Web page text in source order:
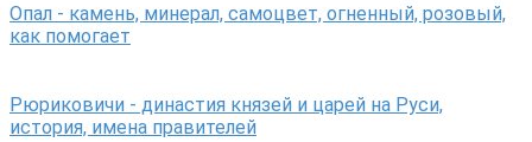
Опал - камень, минерал, самоцвет, огненный, розовый,
как помогает
Рюриковичи - династия князей и царей на Руси,
история, имена правителей